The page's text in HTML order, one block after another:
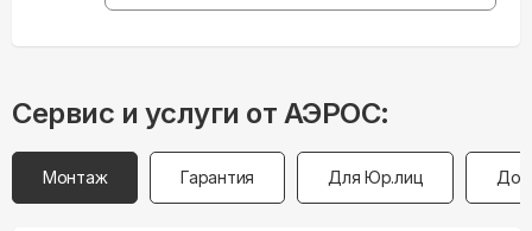
Сервис и услуги от АЭРОС:
Монтаж Гарантия Для Юр.лиц